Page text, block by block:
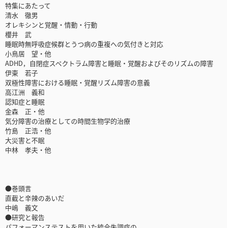
特集にあたって
清水 徹男
オレキシンと覚醒・情動・行動
櫻井 武
睡眠時無呼吸症候群とうつ病の重複への気付きと対応
小鳥居 望・他
ADHD，自閉症スペクトラム障害と睡眠・覚醒およびそのリズムの障害
伊東 若子
双極性障害における睡眠・覚醒リズム障害の意義
高江洲 義和
認知症と睡眠
金森 正・他
気分障害の治療としての時間生物学的治療
竹島 正浩・他
大災害と不眠
中林 孝夫・他
●巻頭言
直截と辛辣のあいだ
中嶋 義文
●研究と報告